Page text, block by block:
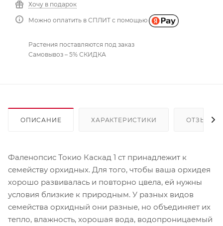
Хочу в подарок
Можно оплатить в СПЛИТ с помощью
Растения поставляются под заказ
Самовывоз – 5% СКИДКА
ОПИСАНИЕ ХАРАКТЕРИСТИКИ ОТЗЫВЫ
Фаленопсис Токио Каскад 1 ст принадлежит к
семейству орхидных. Для того, чтобы ваша орхидея
хорошо развивалась и повторно цвела, ей нужны
условия близкие к природным. У разных видов
семейства орхидный они разные, но объединяет их
тепло, влажность, хорошая вода, водопроницаемый